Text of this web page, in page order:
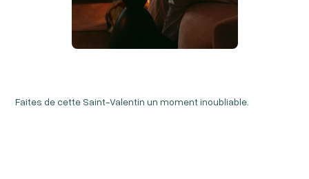
Faites de cette Saint-Valentin un moment inoubliable.